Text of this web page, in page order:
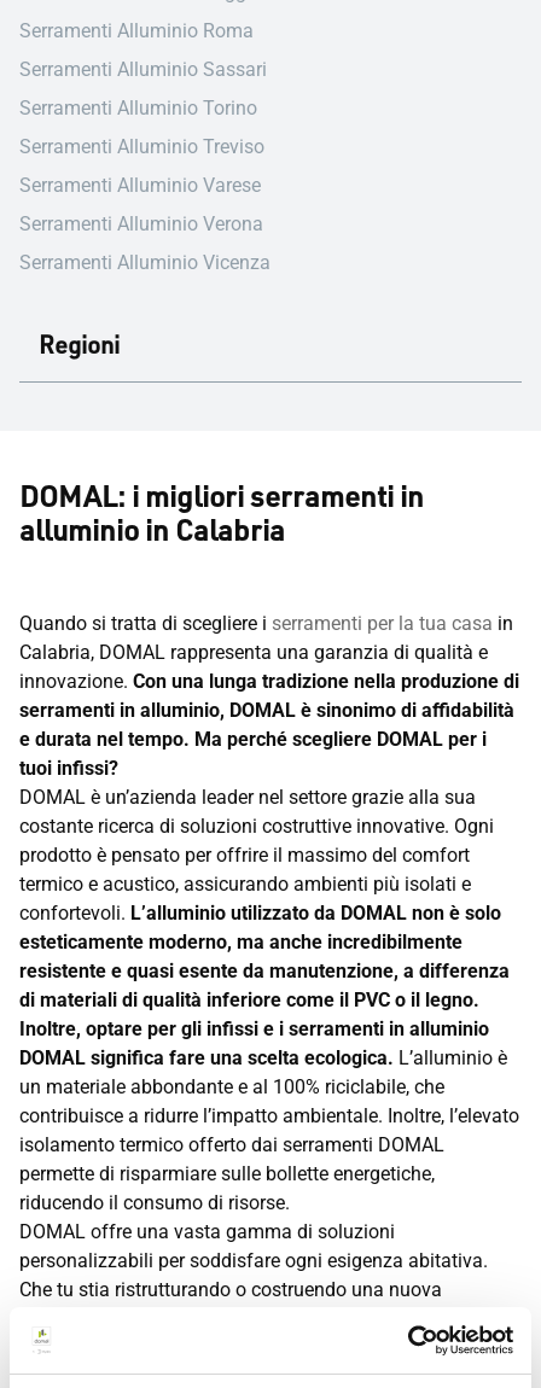
Serramenti Alluminio Roma
Serramenti Alluminio Sassari
Serramenti Alluminio Torino
Serramenti Alluminio Treviso
Serramenti Alluminio Varese
Serramenti Alluminio Verona
Serramenti Alluminio Vicenza
Regioni
DOMAL: i migliori serramenti in
alluminio in Calabria
Quando si tratta di scegliere i serramenti per la tua casa in
Calabria, DOMAL rappresenta una garanzia di qualità e
innovazione. Con una lunga tradizione nella produzione di
serramenti in alluminio, DOMAL è sinonimo di affidabilità
e durata nel tempo. Ma perché scegliere DOMAL per i
tuoi infissi?
DOMAL è un’azienda leader nel settore grazie alla sua
costante ricerca di soluzioni costruttive innovative. Ogni
prodotto è pensato per offrire il massimo del comfort
termico e acustico, assicurando ambienti più isolati e
confortevoli. L’alluminio utilizzato da DOMAL non è solo
esteticamente moderno, ma anche incredibilmente
resistente e quasi esente da manutenzione, a differenza
di materiali di qualità inferiore come il PVC o il legno.
Inoltre, optare per gli infissi e i serramenti in alluminio
DOMAL significa fare una scelta ecologica. L’alluminio è
un materiale abbondante e al 100% riciclabile, che
contribuisce a ridurre l’impatto ambientale. Inoltre, l’elevato
isolamento termico offerto dai serramenti DOMAL
permette di risparmiare sulle bollette energetiche,
riducendo il consumo di risorse.
DOMAL offre una vasta gamma di soluzioni
personalizzabili per soddisfare ogni esigenza abitativa.
Che tu stia ristrutturando o costruendo una nuova
tuoi gusti e alle specifiche architettoniche della tua casa.
La gamma di colori disponibile ti permette di trovare la